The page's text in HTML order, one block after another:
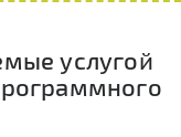
услугой